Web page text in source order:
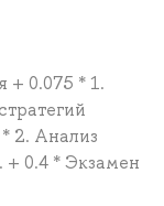
+ 0.075 * 1.
2. Анализ
+ 0.4 * Экзамен